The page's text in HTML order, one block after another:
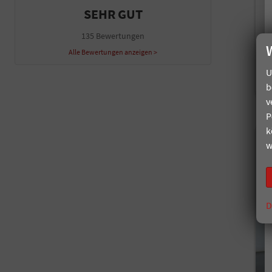
SEHR GUT
135 Bewertungen
Alle Bewertungen anzeigen >